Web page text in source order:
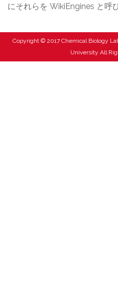
にそれらを WikiEngines と呼
Copyright © 2017 Chemical Biology
University All